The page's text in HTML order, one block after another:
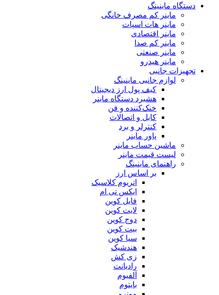
دستگاه ماینینگ
ماینر کم مصرف خانگی
ماینر هات اسپات
ماینر اقتصادی
ماینر کم‌ صدا
ماینر صنعتی
ماینر هیدرو
تجهیزات جانبی
لوازم جانبی ماینینگ
کیف پول ارز دیجیتال
هشبرد دستگاه ماینر
خنک‌کننده و فن
کابل و اتصالات
کنترلر و برد
پاور ماینر
ماشین حساب ماینر
لیست قیمت ماینر
راهنمای ماینینگ
بر اساس ارز
اتریوم کلاسیک
ایکس تی ام
فایل کوین
لایت کوین
دوج کوین
بیت کوین
سیا کوین
هندشیک
زی کش
رادیانت
آلفیوم
بایتوم